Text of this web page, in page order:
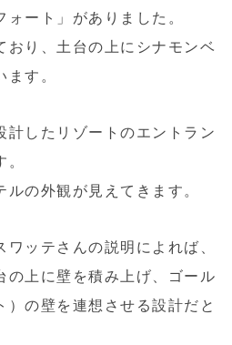
ート」がありました。
おり、土台の上にシナモンベ
す。
計したリゾートのエントラン
の外観が見えてきます。
ッテさんの説明によれば、
の上に壁を積み上げ、ゴール
の壁を連想させる設計だと